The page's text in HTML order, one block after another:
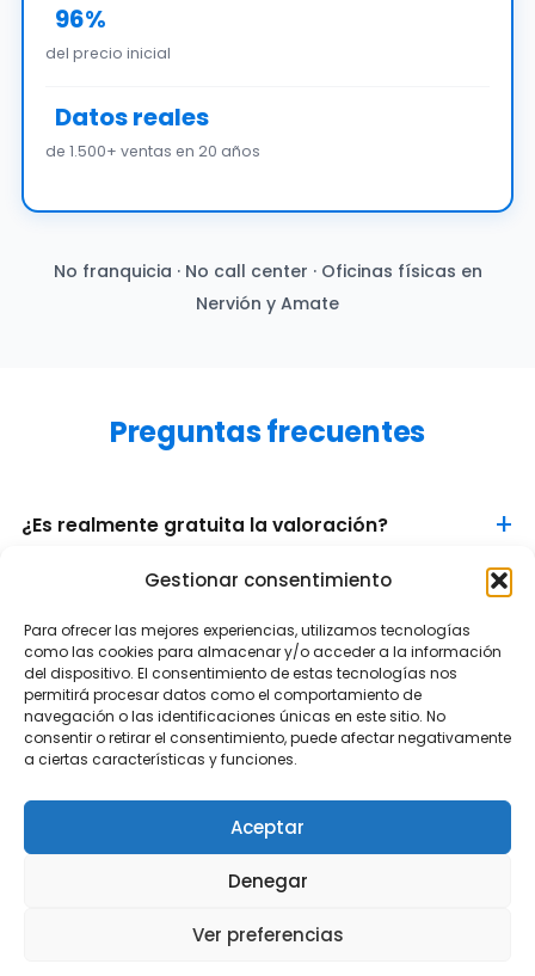
Gestionar consentimiento
Para ofrecer las mejores experiencias, utilizamos tecnologías
como las cookies para almacenar y/o acceder a la información
del dispositivo. El consentimiento de estas tecnologías nos
permitirá procesar datos como el comportamiento de
navegación o las identificaciones únicas en este sitio. No
consentir o retirar el consentimiento, puede afectar negativamente
a ciertas características y funciones.
Aceptar
Denegar
Ver preferencias
96%
del precio inicial
Datos reales
de 1.500+ ventas en 20 años
No franquicia · No call center · Oficinas físicas en
Nervión y Amate
Preguntas frecuentes
¿Es realmente gratuita la valoración?
¿En qué se diferencia de una valoración online
genérica?
¿Qué documentos necesito tener listos?
¿Cuánto cobráis de comisión?